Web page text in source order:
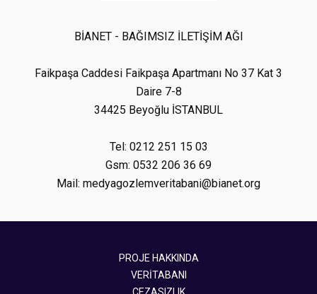
BİANET - BAĞIMSIZ İLETİŞİM AĞI
Faikpaşa Caddesi Faikpaşa Apartmanı No 37 Kat 3
Daire 7-8
34425 Beyoğlu İSTANBUL
Tel: 0212 251 15 03
Gsm: 0532 206 36 69
Mail: medyagozlemveritabani@bianet.org
PROJE HAKKINDA
VERİTABANI